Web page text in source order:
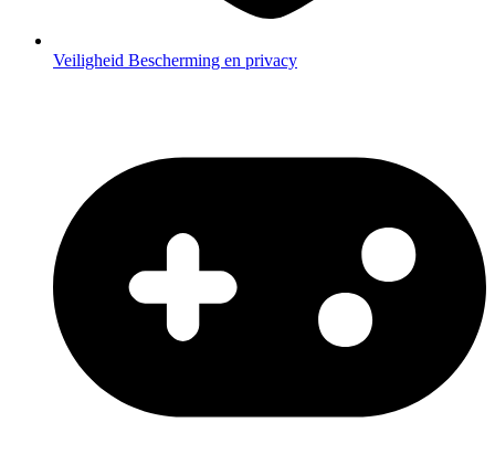
Veiligheid Bescherming en privacy